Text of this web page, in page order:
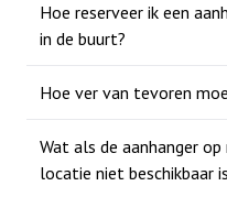
Hoe reserveer ik een
in de buurt?
Hoe ver van tevoren
Wat als de aanhanger
locatie niet beschikbaar